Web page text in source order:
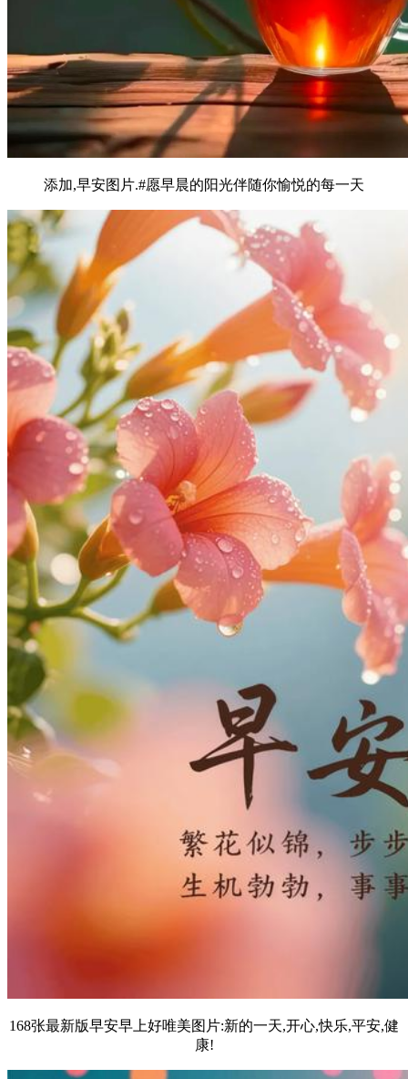
添加,早安图片.#愿早晨的阳光伴随你愉悦的每一天
168张最新版早安早上好唯美图片:新的一天,开心,快乐,平安,健
康!